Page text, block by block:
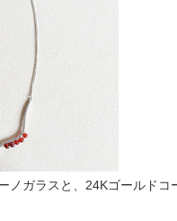
ノガラスと、24Kゴールド